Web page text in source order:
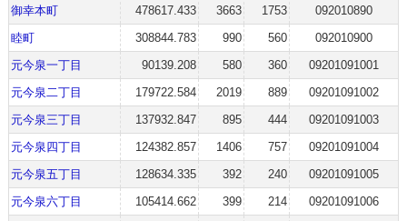
御幸本町
478617.433 3663 1753
092010890
睦町
308844.783 990 560
092010900
元今泉一丁目
90139.208 580 360
09201091001
元今泉二丁目
179722.584 2019 889
09201091002
元今泉三丁目
137932.847 895 444
09201091003
元今泉四丁目
124382.857 1406 757
09201091004
元今泉五丁目
128634.335 392 240
09201091005
元今泉六丁目
105414.662 399 214
09201091006